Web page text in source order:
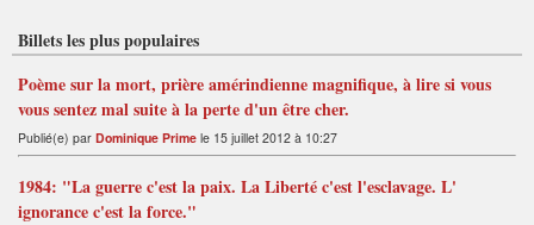
Billets les plus populaires
Poème sur la mort, prière amérindienne magnifique, à lire si vous
vous sentez mal suite à la perte d'un être cher.
Publié(e) par Dominique Prime le 15 juillet 2012 à 10:27
1984: "La guerre c'est la paix. La Liberté c'est l'esclavage. L'
ignorance c'est la force."